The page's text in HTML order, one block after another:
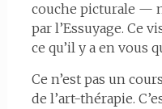
couche picturale —
par l’Essuyage. Ce
ce qu’il y a en vous
Ce n’est pas un
de l’art-thérapie.